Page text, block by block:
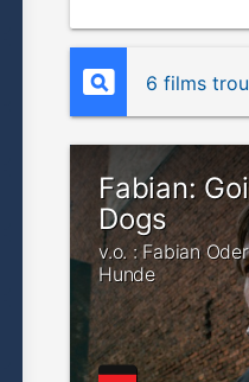
6 films
Fabian:
Dogs
v.o. : Fabian
Hunde